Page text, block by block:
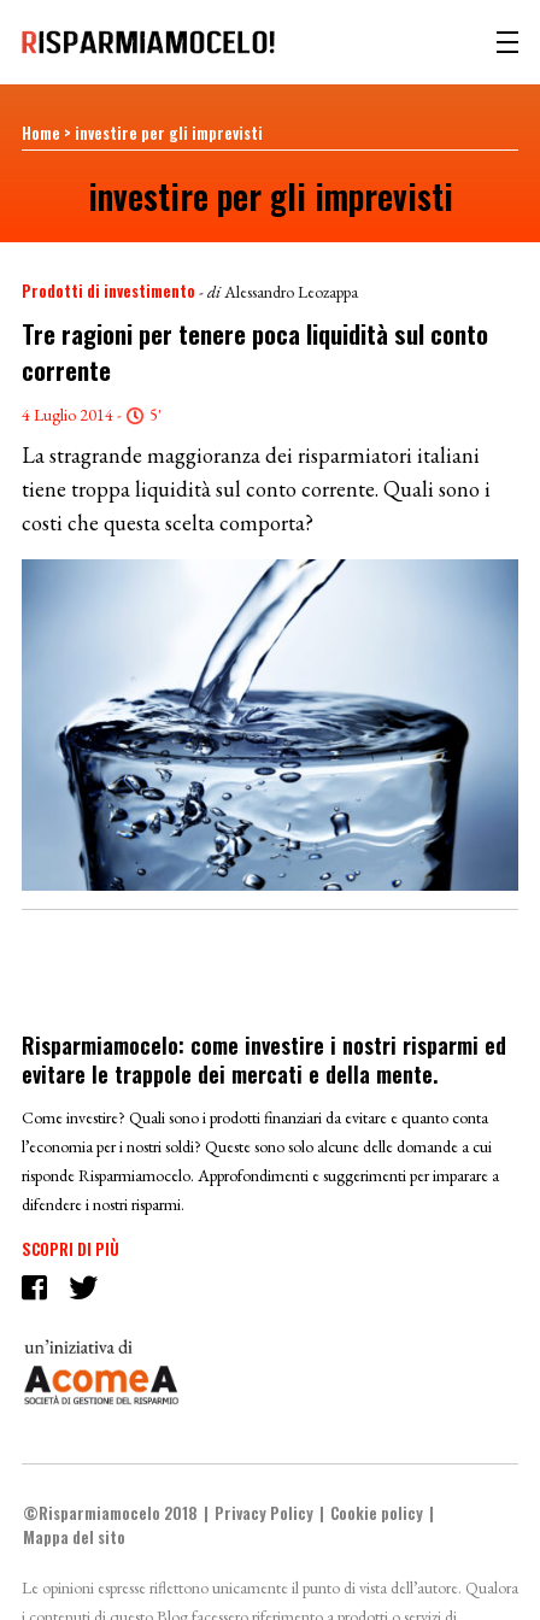
Home > investire per gli imprevisti
investire per gli imprevisti
Prodotti di investimento - diAlessandro Leozappa
Tre ragioni per tenere poca liquidità sul conto
corrente
4 Luglio 2014 - 5'
La stragrande maggioranza dei risparmiatori italiani
tiene troppa liquidità sul conto corrente. Quali sono i
costi che questa scelta comporta?
Risparmiamocelo: come investire i nostri risparmi ed
evitare le trappole dei mercati e della mente.
Come investire? Quali sono i prodotti finanziari da evitare e quanto conta
l’economia per i nostri soldi? Queste sono solo alcune delle domande a cui
risponde Risparmiamocelo. Approfondimenti e suggerimenti per imparare a
difendere i nostri risparmi.
SCOPRI DI PIÙ
©Risparmiamocelo 2018 Privacy Policy
Cookie policy
Mappa del sito
Le opinioni espresse riflettono unicamente il punto di vista dell’autore. Qualora